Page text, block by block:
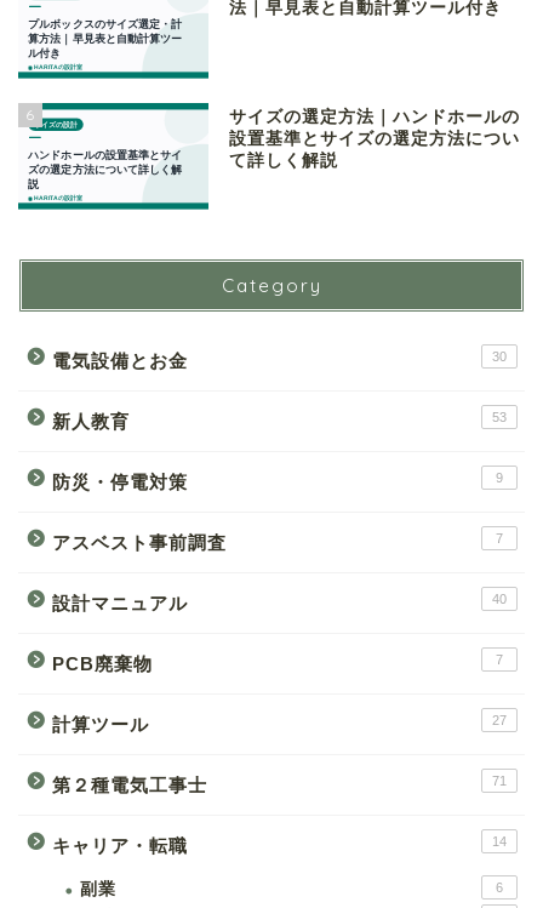
法｜早見表と自動計算ツール付き
6
サイズの選定方法｜ハンドホールの
設置基準とサイズの選定方法につい
て詳しく解説
Category
電気設備とお金 30
新人教育 53
防災・停電対策 9
アスベスト事前調査 7
設計マニュアル 40
PCB廃棄物 7
計算ツール 27
第２種電気工事士 71
キャリア・転職 14
副業 6